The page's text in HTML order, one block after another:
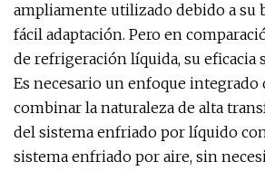
ampliamente utilizado debido a su
fácil adaptación. Pero en
de refrigeración líquida, su eficacia
Es necesario un enfoque integrado
combinar la naturaleza de alta
del sistema enfriado por líquido
sistema enfriado por aire, sin